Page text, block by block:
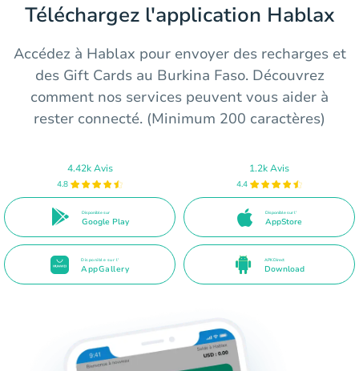
Téléchargez l'application Hablax
Accédez à Hablax pour envoyer des recharges et
des Gift Cards au Burkina Faso. Découvrez
comment nos services peuvent vous aider à
rester connecté. (Minimum 200 caractères)
4.42k Avis
4.8
Disponible sur
Google Play
1.2k Avis
4.4
Disponible sur l'
AppStore
Disponible sur l'
AppGallery
APK Direct
Download